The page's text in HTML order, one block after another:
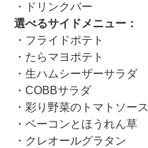
・ドリンクバー
選べるサイドメニュー：
・フライドポテト
・たらマヨポテト
・生ハムシーザーサラダ
・COBBサラダ
・彩り野菜のトマトソース
・ベーコンとほうれん草
・クレオールグラタン